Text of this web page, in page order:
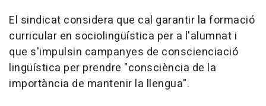
El sindicat considera que cal garantir la formació
curricular en sociolingüística per a l'alumnat i
que s'impulsin campanyes de conscienciació
lingüística per prendre "consciència de la
importància de mantenir la llengua".